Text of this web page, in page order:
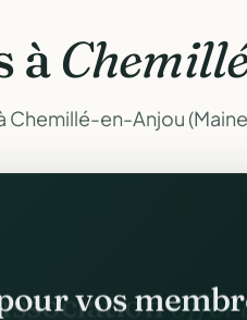
à
Chemillé-en-Anjou
vos